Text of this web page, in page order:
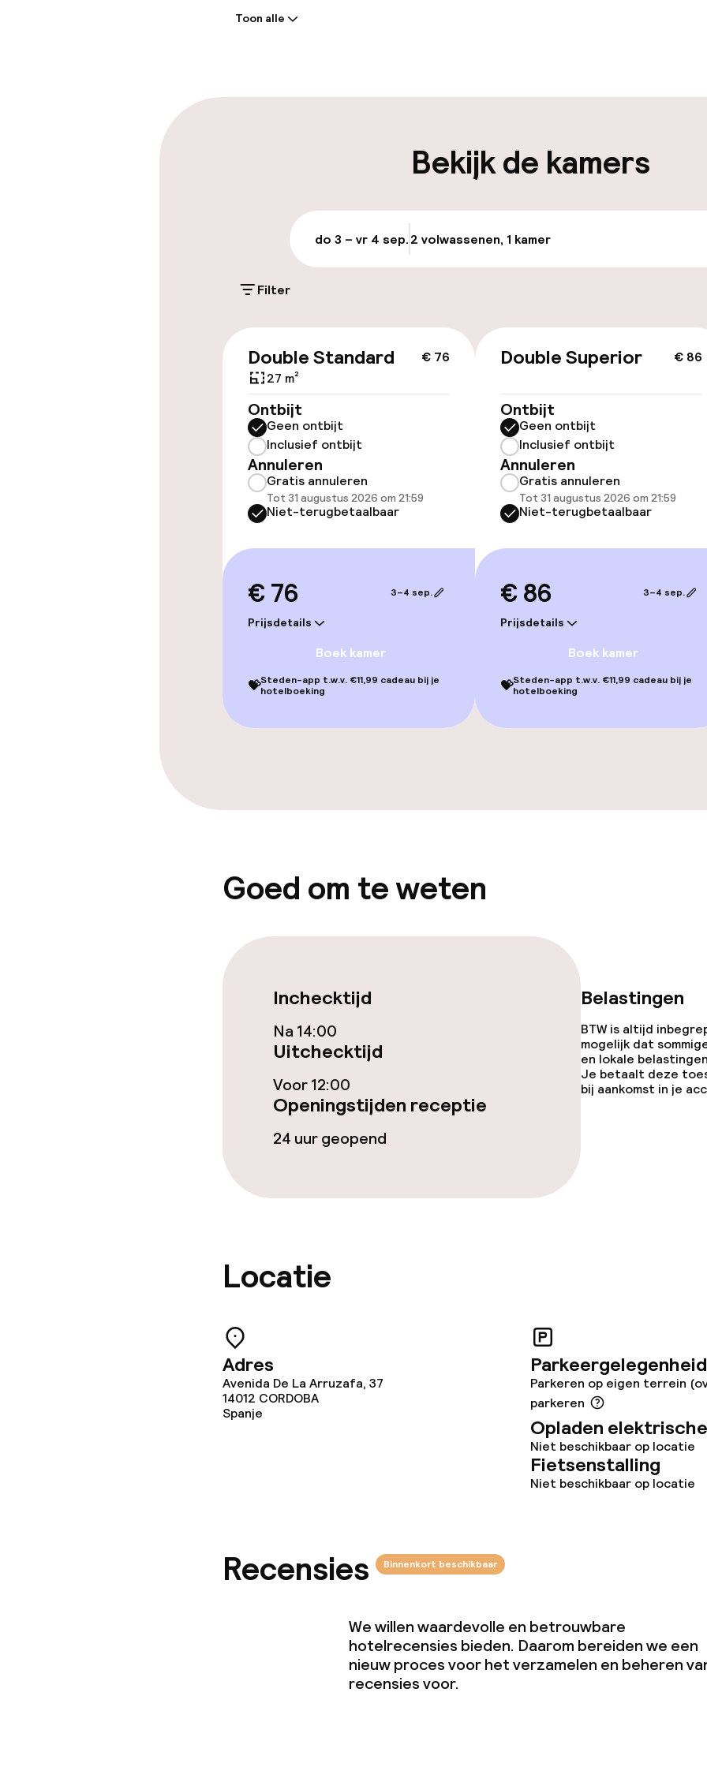
Parkeergelegenheid op eigen
Gratis parkeren
Openbaar parkeren
Toegankelijkheid
Overal rolstoeltoegankelijk
Lift
Voor
Kamers
geoptimaliseerde kamers
Zwemmen & wellness
Zoetwater buitenzwembad
Ligstoelen
Terras
Eet- en drinkgelegenheden
Restaurant
Eet- en drinkdiensten
Ontbijtbuffet
Dieetopties
Faciliteiten en diensten voor kinderen
Babysitservice
Wasfaciliteiten (wasmachine)
Zakelijke faciliteiten
Toon alle
Bekijk de kamers
do 3 – vr 4 sep.2 volwassenen, 1 kamer
Filter
€ 76
Double Standard
27 m²
Ontbijt
Geen ontbijt
Inclusief ontbijt
Annuleren
Gratis annuleren
Tot 31 augustus 2026 om 21:59
Niet-terugbetaalbaar
€ 76
Prijsdetails
3–4 sep.
Boek kamer
💝Steden-app t.w.v. €11,99 cadeau bij je
hotelboeking
€ 86
Double Superior
Ontbijt
Geen ontbijt
Inclusief ontbijt
Annuleren
Gratis annuleren
Tot 31 augustus 2026 om 21:59
Niet-terugbetaalbaar
€ 86
Prijsdetails
3–4 sep.
Boek kamer
💝Steden-app t.w.v. €11,99 cadeau bij je
hotelboeking
Goed om te weten
Inchecktijd
Na 14:00
Uitchecktijd
Voor 12:00
Openingstijden receptie
24 uur geopend
Belastingen
BTW is altijd
mogelijk dat
en lokale
Je betaalt deze
bij aankomst in je
Locatie
Adres
Avenida De La Arruzafa, 37
14012 CORDOBA
Spanje
Parkeergelegenheid
Parkeren op eigen terrein
parkeren
Opladen
Niet beschikbaar op locatie
Fietsenstalling
Niet beschikbaar op locatie
Recensies Binnenkort beschikbaar
We willen waardevolle en betrouwbare
hotelrecensies bieden. Daarom bereiden we een
nieuw proces voor het verzamelen en beheren
recensies voor.